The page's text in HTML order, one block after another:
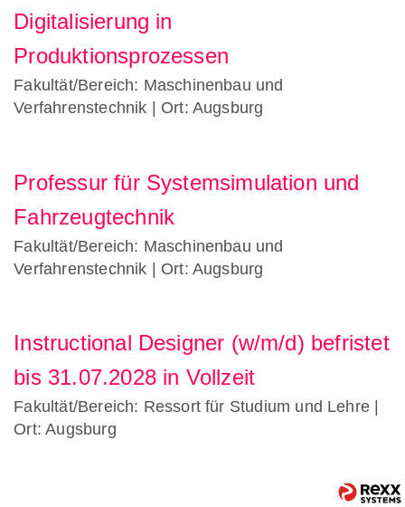
Digitalisierung in
Produktionsprozessen
Fakultät/Bereich: Maschinenbau und
Verfahrenstechnik | Ort: Augsburg
Professur für Systemsimulation und
Fahrzeugtechnik
Fakultät/Bereich: Maschinenbau und
Verfahrenstechnik | Ort: Augsburg
Instructional Designer (w/m/d) befristet
bis 31.07.2028 in Vollzeit
Fakultät/Bereich: Ressort für Studium und Lehre |
Ort: Augsburg